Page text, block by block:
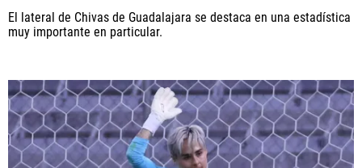
El lateral de Chivas de Guadalajara se destaca en una estadística
muy importante en particular.